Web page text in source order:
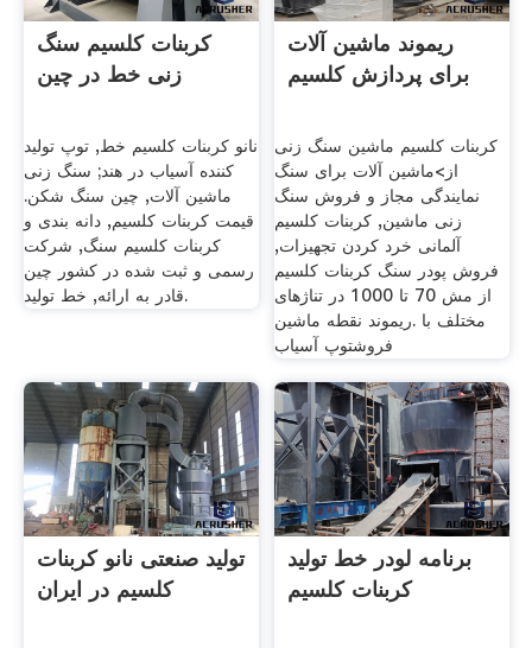
کربنات کلسیم سنگ
زنی خط در چین
نانو کربنات کلسیم خط, توپ تولید
کننده آسیاب در هند; سنگ زنی
ماشین آلات, چین سنگ شکن.
قيمت كربنات كلسيم, دانه بندی و
کربنات کلسیم سنگ, شرکت
رسمی و ثبت شده در کشور چین
قادر به ارائه, خط تولید.
ریموند ماشین آلات
برای پردازش کلسیم
کربنات کلسیم ماشین سنگ زنی
از>ماشین آلات برای سنگ
نمایندگی مجاز و فروش سنگ
زنی ماشین, کربنات کلسیم
آلمانی خرد کردن تجهیزات,
فروش پودر سنگ کربنات کلسیم
از مش 70 تا 1000 در تناژهای
مختلف با .ریموند نقطه ماشین
فروشتوپ آسیاب
تولید صنعتی نانو کربنات
کلسیم در ایران
برنامه لودر خط تولید
کربنات کلسیم